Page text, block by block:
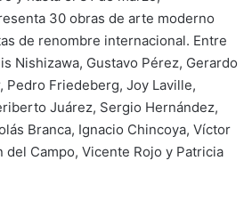
30 obras de arte moderno
de renombre internacional. Entre
Nishizawa, Gustavo Pérez, Gerardo
Pedro Friedeberg, Joy Laville,
Juárez, Sergio Hernández,
Branca, Ignacio Chincoya, Víctor
del Campo, Vicente Rojo y Patricia